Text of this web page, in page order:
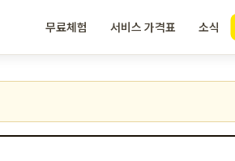
무료체험 서비스 가격표 소식